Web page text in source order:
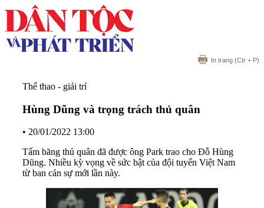
In trang (Ctr + P)
Thể thao - giải trí
Hùng Dũng và trọng trách thủ quân
• 20/01/2022 13:00
Tấm băng thủ quân đã được ông Park trao cho Đỗ Hùng
Dũng. Nhiều kỳ vọng về sức bật của đội tuyển Việt Nam
từ ban cán sự mới lần này.